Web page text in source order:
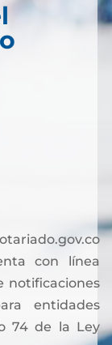
con línea
notificaciones
entidades
74 de la Ley